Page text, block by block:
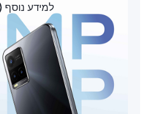
למידע נוסף